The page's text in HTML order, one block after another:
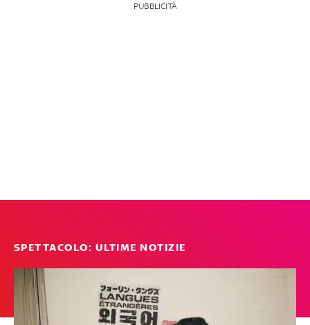
PUBBLICITÀ
SPETTACOLO: ULTIME NOTIZIE